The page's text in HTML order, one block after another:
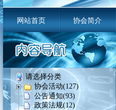
网站首页 协会简介
业余
请选择分类
协会活动(127)
公告通知(93)
政策法规(12)